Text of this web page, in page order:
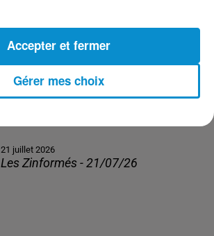
21 juillet 2026
Les Zinformés - 21/07/26
Gérer mes choix
Accepter et fermer